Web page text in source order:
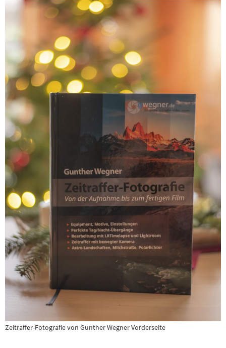
Zeitraffer-Fotografie von Gunther Wegner Vorderseite